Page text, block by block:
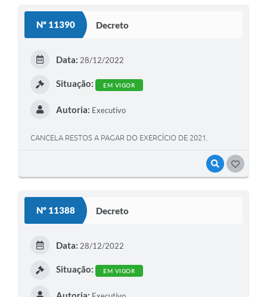
Nº 11390 Decreto
VISUALIZAR
Data: 28/12/2022
Situação: EM VIGOR
Autoria: Executivo
CANCELA RESTOS A PAGAR DO EXERCÍCIO DE 2021.
Nº 11388 Decreto
Data: 28/12/2022
Situação: EM VIGOR